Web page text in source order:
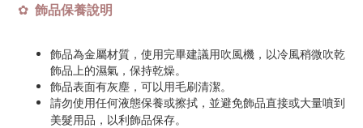
✿ 飾品保養說明
飾品為金屬材質，使用完畢建議用吹風機，以冷風稍微吹乾
飾品上的濕氣，保持乾燥。
飾品表面有灰塵，可以用毛刷清潔。
請勿使用任何液態保養或擦拭，並避免飾品直接或大量噴到
美髮用品，以利飾品保存。